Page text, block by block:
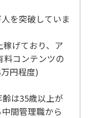
を突破していま
げており、ア
料コンテンツの
円程度)
は35歳以上が
間管理職から